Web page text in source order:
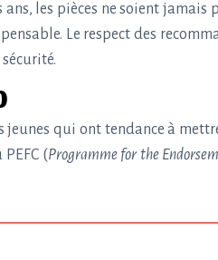
les pièces ne soient
Le respect des
qui ont tendance à
PEFC (Programme for the